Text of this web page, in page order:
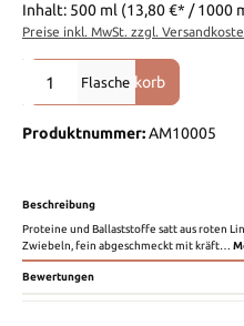
Inhalt: 500 ml (13,80 €* / 1000
Preise inkl. MwSt. zzgl.
Produkt Anzahl: Gib den
Flasche
In den Warenkorb
Produktnummer:AM10005
Beschreibung
Proteine und Ballaststoffe satt aus roten
Zwiebeln, fein abgeschmeckt mit kräft…
Bewertungen